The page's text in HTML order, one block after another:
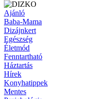
Ajánló
Baba-Mama
Dizájnkert
Egészség
Életmód
Fenntartható
Háztartás
Hírek
Konyhatippek
Mentes